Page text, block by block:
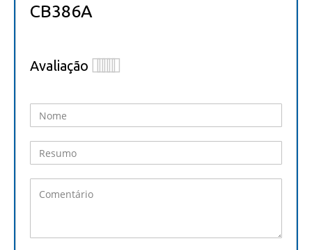
CB386A
Avaliação